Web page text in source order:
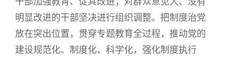
明显改进的干部坚决进行组织调整。把制度治党
放在突出位置，贯穿专题教育全过程，推动党的
建设规范化、制度化、科学化，强化制度执行